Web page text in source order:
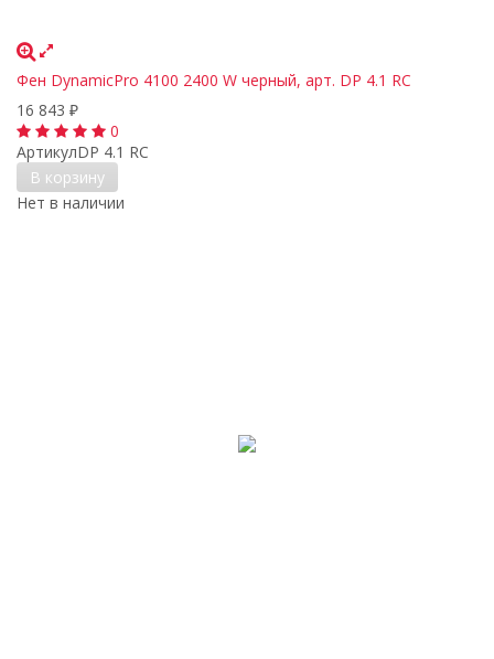
Фен DynamicPro 4100 2400 W черный, арт. DP 4.1 RC
16 843 ₽
0
АртикулDP 4.1 RC
В корзину
Нет в наличии